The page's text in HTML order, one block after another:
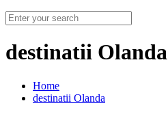
destinatii Olanda
Home
destinatii Olanda